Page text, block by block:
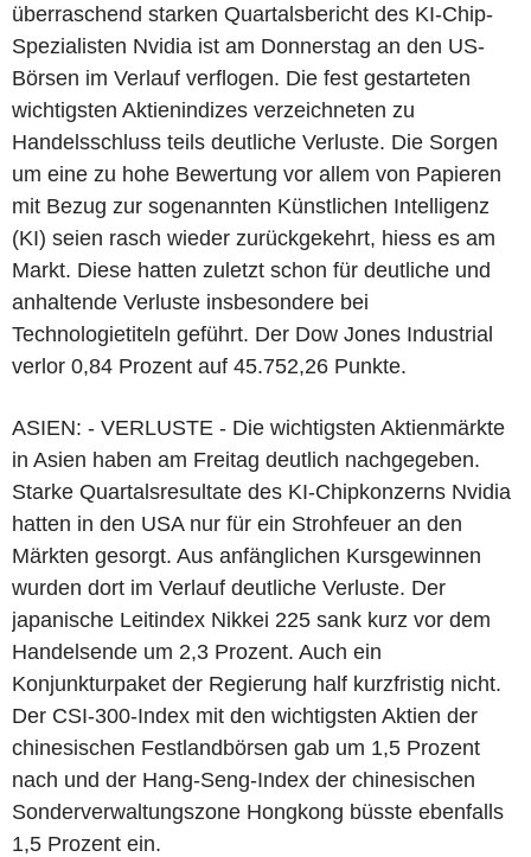
überraschend starken Quartalsbericht des KI-Chip-
Spezialisten Nvidia ist am Donnerstag an den US-
Börsen im Verlauf verflogen. Die fest gestarteten
wichtigsten Aktienindizes verzeichneten zu
Handelsschluss teils deutliche Verluste. Die Sorgen
um eine zu hohe Bewertung vor allem von Papieren
mit Bezug zur sogenannten Künstlichen Intelligenz
(KI) seien rasch wieder zurückgekehrt, hiess es am
Markt. Diese hatten zuletzt schon für deutliche und
anhaltende Verluste insbesondere bei
Technologietiteln geführt. Der Dow Jones Industrial
verlor 0,84 Prozent auf 45.752,26 Punkte.
ASIEN: - VERLUSTE - Die wichtigsten Aktienmärkte
in Asien haben am Freitag deutlich nachgegeben.
Starke Quartalsresultate des KI-Chipkonzerns Nvidia
hatten in den USA nur für ein Strohfeuer an den
Märkten gesorgt. Aus anfänglichen Kursgewinnen
wurden dort im Verlauf deutliche Verluste. Der
japanische Leitindex Nikkei 225 sank kurz vor dem
Handelsende um 2,3 Prozent. Auch ein
Konjunkturpaket der Regierung half kurzfristig nicht.
Der CSI-300-Index mit den wichtigsten Aktien der
chinesischen Festlandbörsen gab um 1,5 Prozent
nach und der Hang-Seng-Index der chinesischen
Sonderverwaltungszone Hongkong büsste ebenfalls
1,5 Prozent ein.